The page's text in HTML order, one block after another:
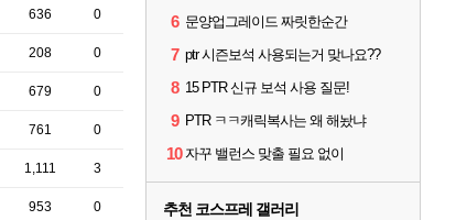
636 0
208 0
679 0
761 0
1,111 3
953 0
6 문양업그레이드 짜릿한순간
7 ptr 시즌보석 사용되는거 맞나요??
8 15 PTR 신규 보석 사용 질문!
9 PTR ㅋㅋ캐릭복사는 왜 해놨냐
10 자꾸 밸런스 맞출 필요 없이
추천 코스프레 갤러리